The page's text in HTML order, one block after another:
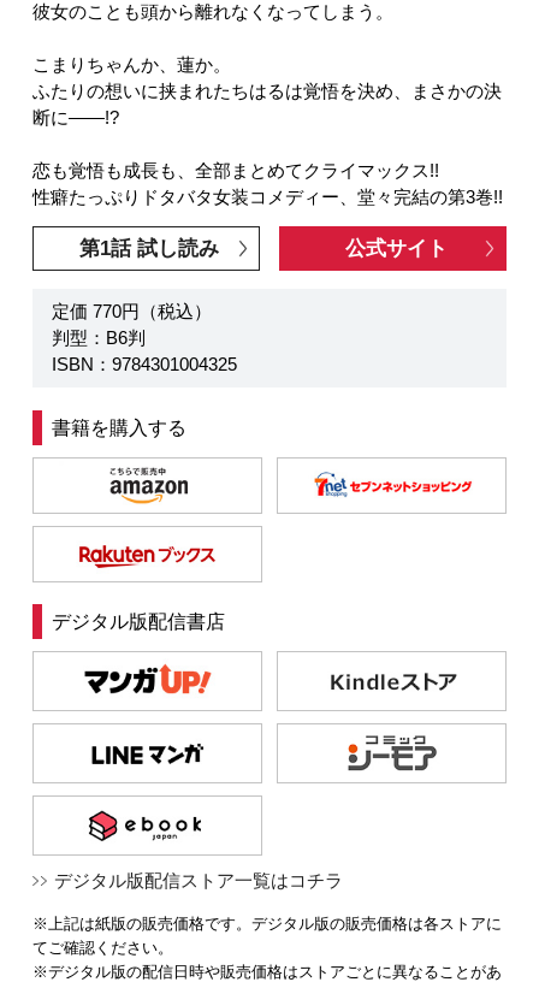
彼女のことも頭から離れなくなってしまう。
こまりちゃんか、蓮か。
ふたりの想いに挟まれたちはるは覚悟を決め、まさかの決
断に――!?
恋も覚悟も成長も、全部まとめてクライマックス!!
性癖たっぷりドタバタ女装コメディー、堂々完結の第3巻!!
第1話 試し読み 公式サイト
定価 770円（税込）
判型：B6判
ISBN：9784301004325
書籍を購入する
デジタル版配信書店
デジタル版配信ストア一覧はコチラ
※上記は紙版の販売価格です。デジタル版の販売価格は各ストアに
てご確認ください。
※デジタル版の配信日時や販売価格はストアごとに異なることがあ